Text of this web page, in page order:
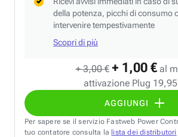
+ 3,00 € + 1,00 € al
attivazione Plug
AGGIUNGI
della potenza, picchi di consumo
intervenire tempestivamente
Scopri di più
Per sapere se il servizio Fastweb Power
tuo contatore consulta la lista dei distributori